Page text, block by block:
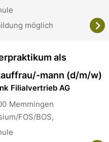
möglich
als
mann (d/m/w)
Filialvertrieb AG
Memmingen
FOS/BOS,